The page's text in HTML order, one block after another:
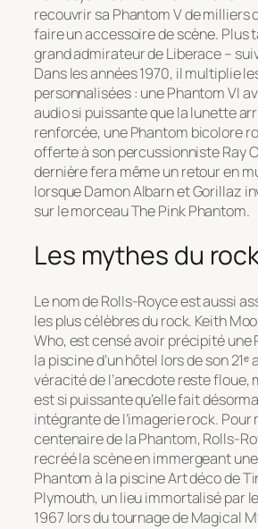
recouvrir sa Phantom V de milliers
faire un accessoire de scène. Plus
grand admirateur de Liberace –
Dans les années 1970, il multiplie
personnalisées : une Phantom VI
audio si puissante que la lunette
renforcée, une Phantom bicolore
offerte à son percussionniste Ray
dernière fera même un retour en
lorsque Damon Albarn et Gorillaz
sur le morceauThe Pink Phantom.
Les mythes du
Le nom de Rolls-Royce est aussi
les plus célèbres du rock. Keith
Who, est censé avoir précipité une
la piscine d’un hôtel lors de son
véracité de l’anecdote reste floue,
est si puissante qu’elle fait
intégrante de l’imagerie rock. Pour
centenaire de la Phantom, Rolls-
recréé la scène en immergeant
Phantom à la piscine Art déco de
Plymouth, un lieu immortalisé par
1967 lors du tournage deMagical